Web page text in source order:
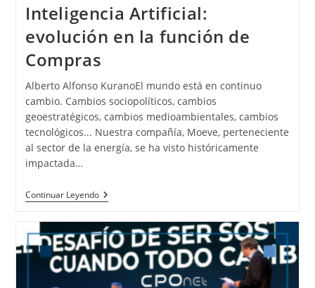
Inteligencia Artificial:
evolución en la función de
Compras
Alberto Alfonso KuranoEl mundo está en continuo
cambio. Cambios sociopolíticos, cambios
geoestratégicos, cambios medioambientales, cambios
tecnológicos... Nuestra compañía, Moeve, perteneciente
al sector de la energía, se ha visto históricamente
impactada…
Continuar Leyendo